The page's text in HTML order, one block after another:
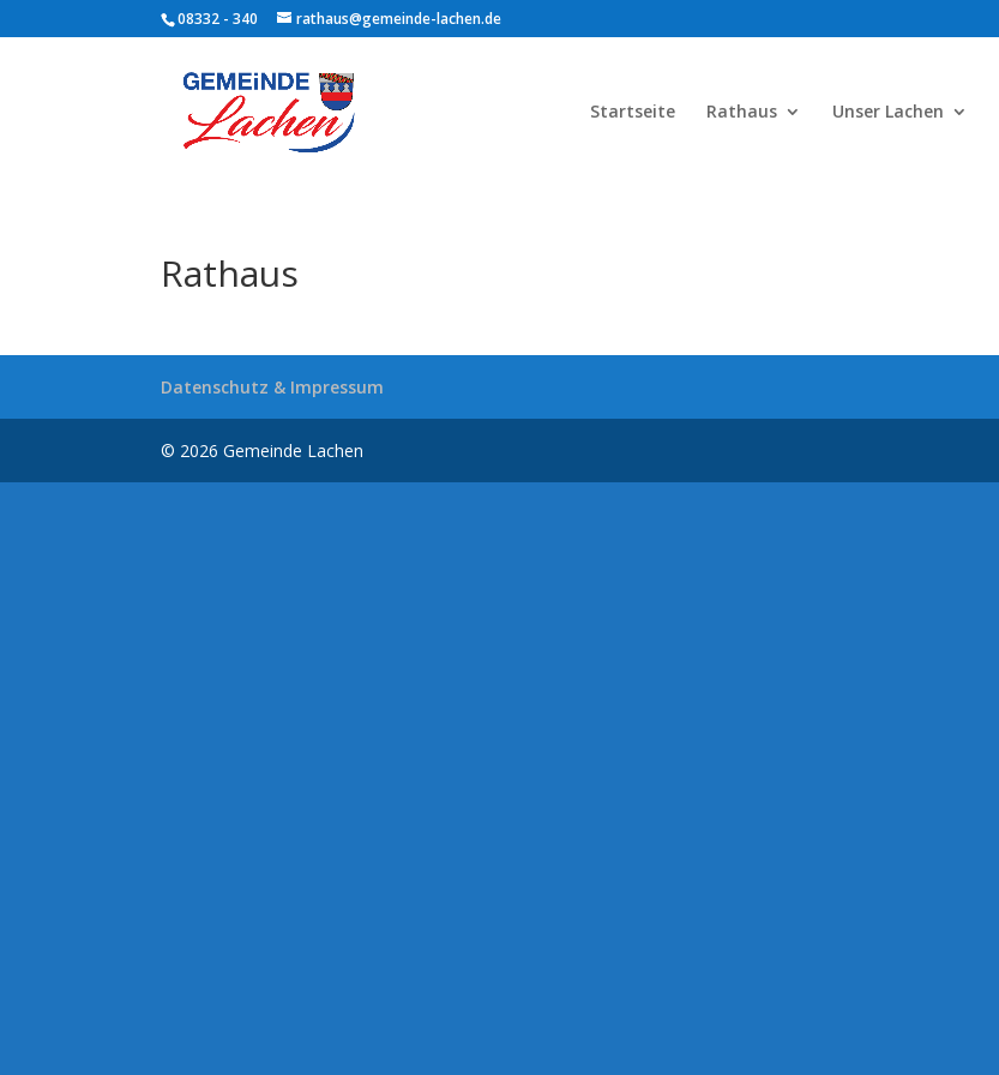
08332 - 340 rathaus@gemeinde-lachen.de
Startseite Rathaus Unser Lachen
Rathaus
Datenschutz & Impressum
© 2026 Gemeinde Lachen